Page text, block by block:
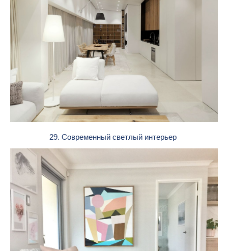
29. Современный светлый интерьер